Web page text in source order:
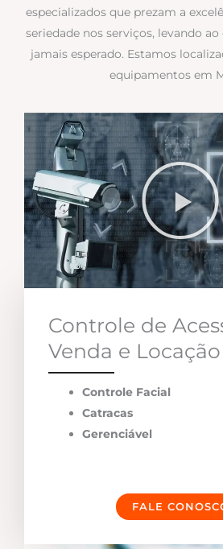
especializados que prezam a
seriedade nos serviços, levando
jamais esperado. Estamos
equipamentos em
Controle de
Venda e Locação
Controle Facial
Catracas
Gerenciável
FALE